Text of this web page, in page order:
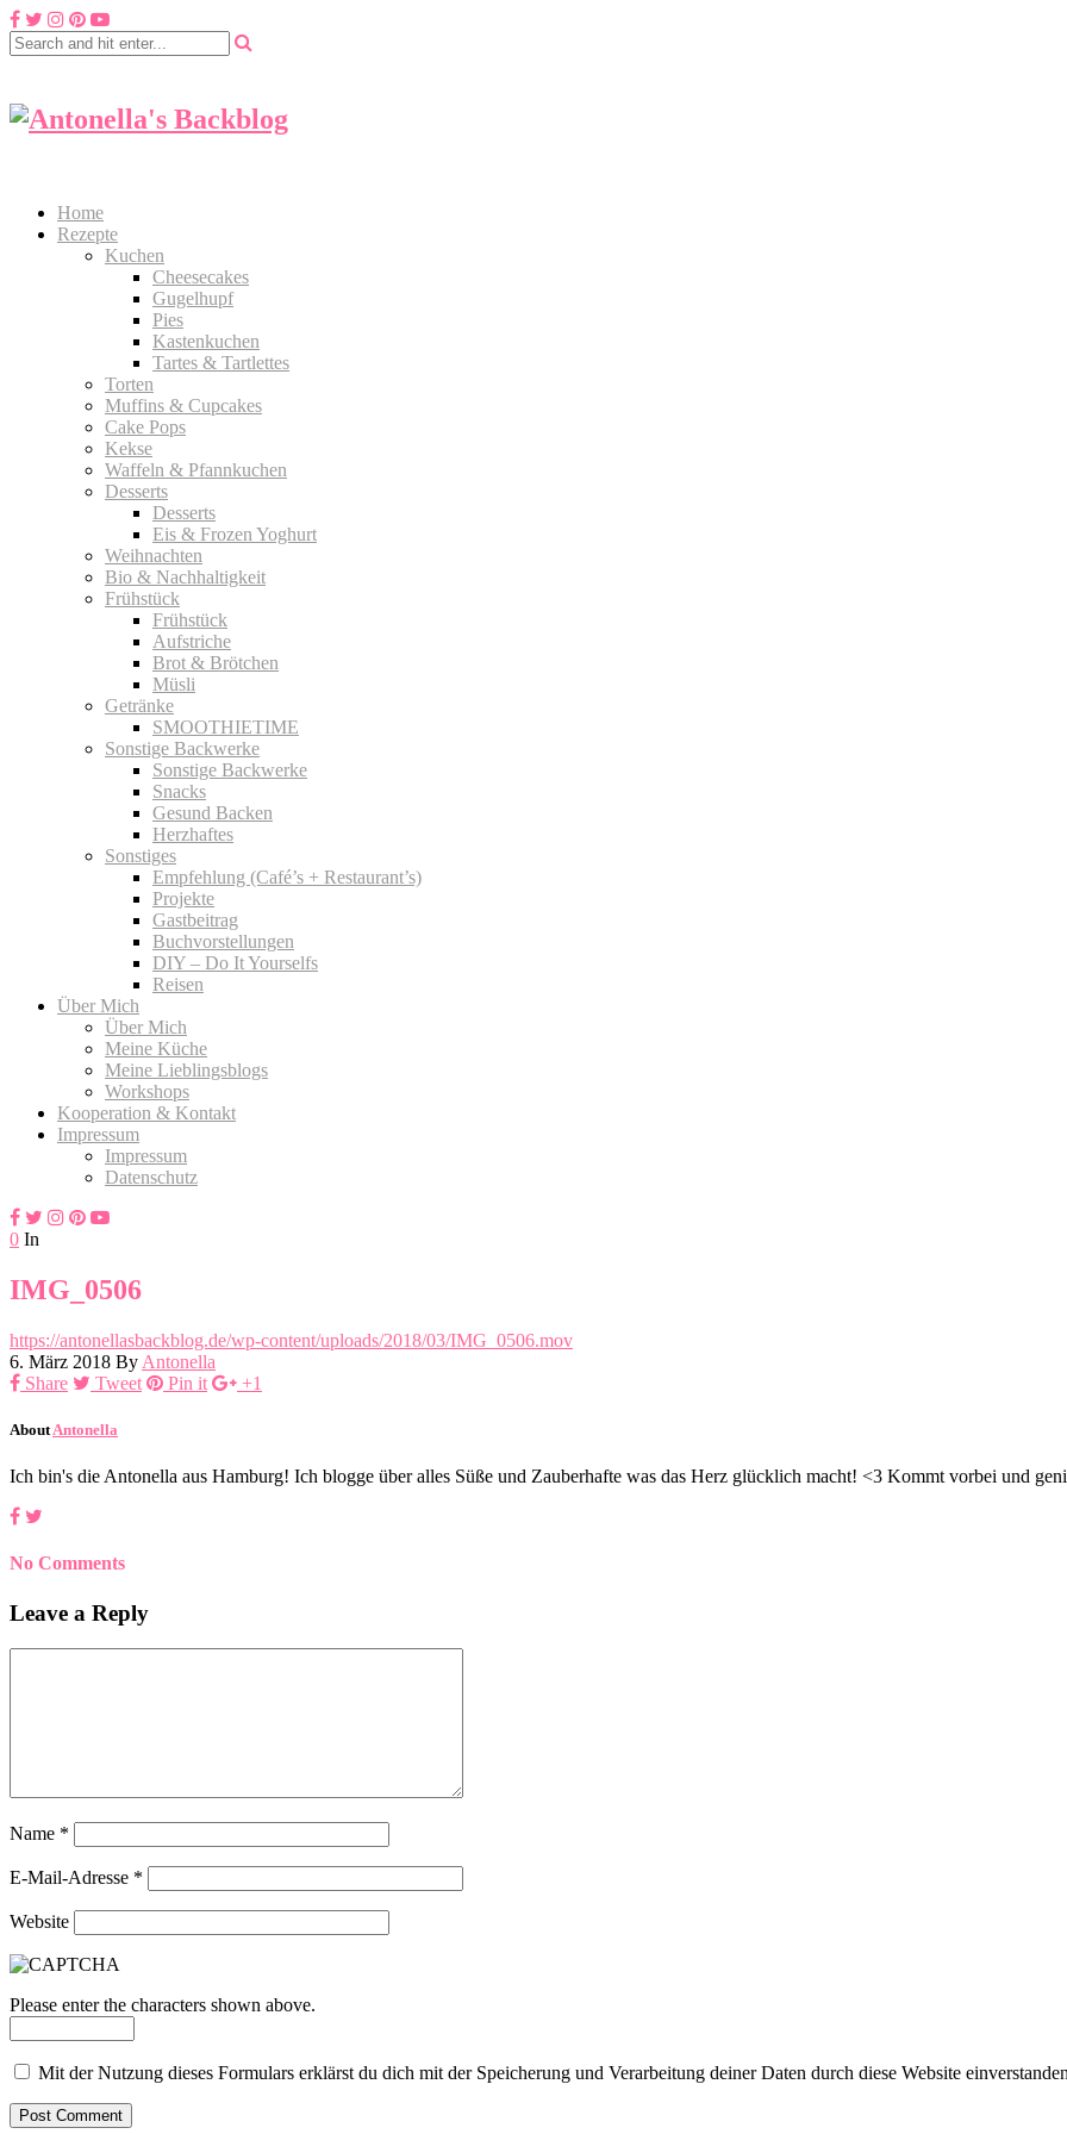
Home
Rezepte
Kuchen
Cheesecakes
Gugelhupf
Pies
Kastenkuchen
Tartes & Tartlettes
Torten
Muffins & Cupcakes
Cake Pops
Kekse
Waffeln & Pfannkuchen
Desserts
Desserts
Eis & Frozen Yoghurt
Weihnachten
Bio & Nachhaltigkeit
Frühstück
Frühstück
Aufstriche
Brot & Brötchen
Müsli
Getränke
SMOOTHIETIME
Sonstige Backwerke
Sonstige Backwerke
Snacks
Gesund Backen
Herzhaftes
Sonstiges
Empfehlung (Café’s + Restaurant’s)
Projekte
Gastbeitrag
Buchvorstellungen
DIY – Do It Yourselfs
Reisen
Über Mich
Über Mich
Meine Küche
Meine Lieblingsblogs
Workshops
Kooperation & Kontakt
Impressum
Impressum
Datenschutz
0 In
IMG_0506
https://antonellasbackblog.de/wp-content/uploads/2018/03/IMG_0506.mov
6. März 2018 By Antonella
Share
Tweet Pin it +1
About Antonella
Ich bin's die Antonella aus Hamburg! Ich blogge über alles Süße und Zauberhafte was das Herz glücklich macht! <3 Kommt vorbei und
No Comments
Leave a Reply
Name *
E-Mail-Adresse *
Website
Please enter the characters shown above.
Mit der Nutzung dieses Formulars erklärst du dich mit der Speicherung und Verarbeitung deiner Daten durch diese Website